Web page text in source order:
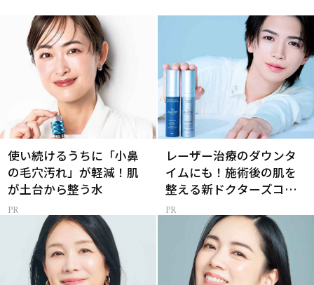
使い続けるうちに「小鼻
の毛穴汚れ」が軽減！肌
が土台から整う水
レーザー治療のダウンタ
イムにも！施術後の肌を
整える新ドクターズコス
メ